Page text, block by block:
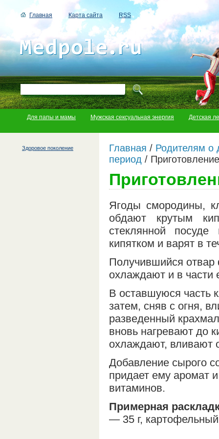
Главная Карта сайта RSS
Для папы и мамы Мужская сексуальная энергия Детская
Здоровое поколение Главная / Родителям о
период /
Ягоды смородины,
обдают крутым
стеклянной
кипятком и варят в
Получившийся отвар
охлаждают и в части
В оставшуюся часть
затем, сняв с огня,
разведенный
вновь нагревают до
охлаждают, вливают
Добавление сырого
придает ему аромат
витаминов.
Примерная
— 35 г,